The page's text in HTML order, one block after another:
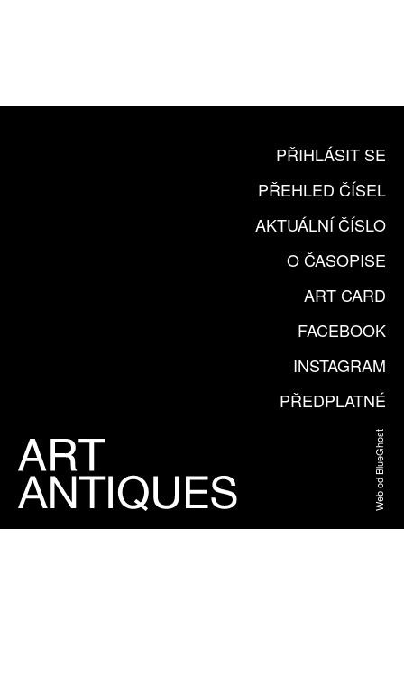
PŘIHLÁSIT SE
PŘEHLED ČÍSEL
AKTUÁLNÍ ČÍSLO
O ČASOPISE
ART CARD
FACEBOOK
INSTAGRAM
PŘEDPLATNÉ
Web od BlueGhost